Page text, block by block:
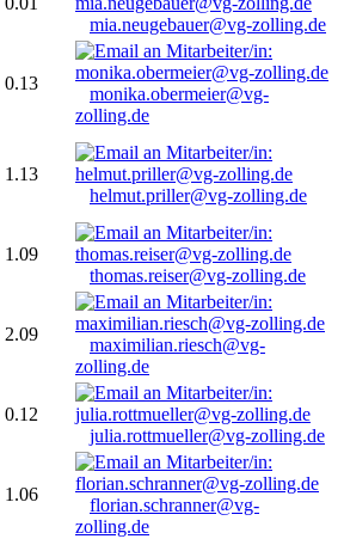
mia.neugebauer@vg-zolling.de
0.13
monika.obermeier@vg-
zolling.de
1.13
helmut.priller@vg-zolling.de
1.09
thomas.reiser@vg-zolling.de
2.09
maximilian.riesch@vg-
zolling.de
0.12
julia.rottmueller@vg-zolling.de
1.06
florian.schranner@vg-
zolling.de